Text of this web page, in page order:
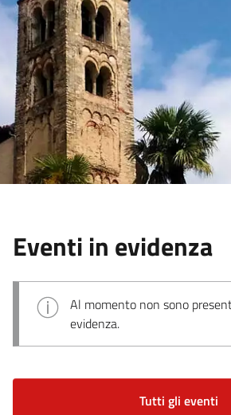
Eventi in evidenza
Al momento non sono
evidenza.
Tutti gli eventi